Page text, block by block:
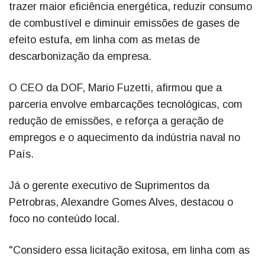
trazer maior eficiência energética, reduzir consumo
de combustível e diminuir emissões de gases de
efeito estufa, em linha com as metas de
descarbonização da empresa.
O CEO da DOF, Mario Fuzetti, afirmou que a
parceria envolve embarcações tecnológicas, com
redução de emissões, e reforça a geração de
empregos e o aquecimento da indústria naval no
País.
Já o gerente executivo de Suprimentos da
Petrobras, Alexandre Gomes Alves, destacou o
foco no conteúdo local.
"Considero essa licitação exitosa, em linha com as